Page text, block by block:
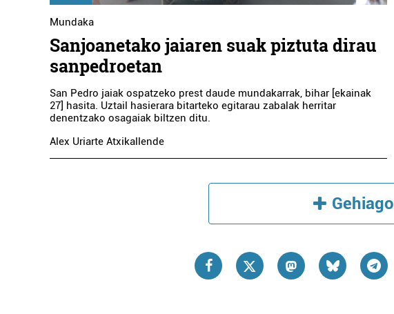
Mundaka
Sanjoanetako jaiaren suak piztuta dirau
sanpedroetan
San Pedro jaiak ospatzeko prest daude mundakarrak, bihar [ekainak
27] hasita. Uztail hasierara bitarteko egitarau zabalak herritar
denentzako osagaiak biltzen ditu.
Alex Uriarte Atxikallende
Gehiago